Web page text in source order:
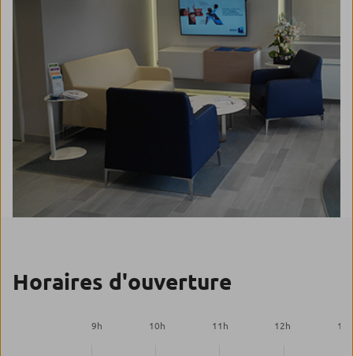
Horaires d'ouverture
9h 10h 11 h 12h 13